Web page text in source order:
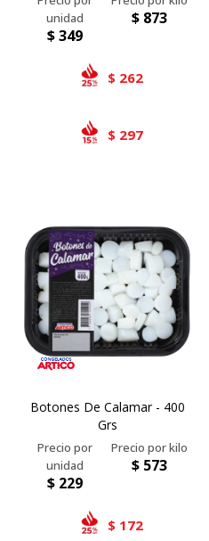
$349
$ 873
$ 262
$ 297
Botones De Calamar - 400
Grs
$ 229
$ 573
$ 172